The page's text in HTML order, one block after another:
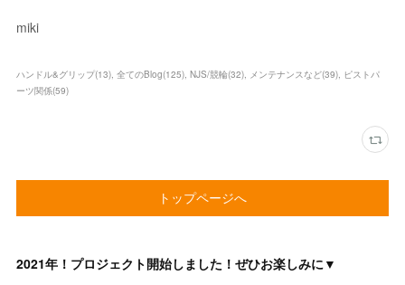
miki
ハンドル&グリップ(13) 全てのBlog(125) NJS/競輪(32) メンテナンスなど(39) ピストパ
ーツ関係(59)
トップページへ
2021年！プロジェクト開始しました！ぜひお楽しみに▼